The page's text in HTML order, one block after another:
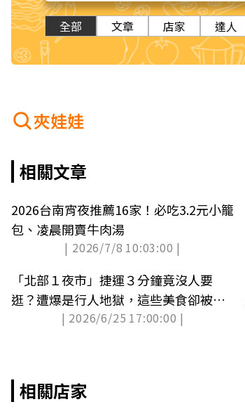
全部 文章 店家 達人
夾娃娃
相關文章
2026台南宵夜推薦16家！必吃3.2元小籠
包、凌晨開賣牛肉湯
| 2026/7/8 10:03:00 |
「北部１夜市」捷運３分鐘竟沒人要
逛？遭爆是行人地獄，這些美食卻被推
| 2026/6/25 17:00:00 |
相關店家